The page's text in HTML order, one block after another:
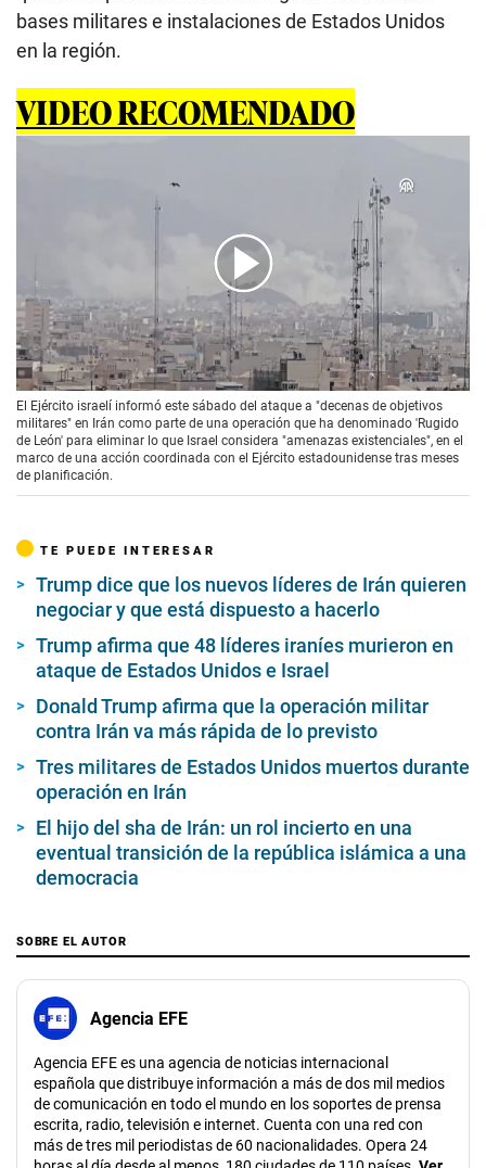
bases militares e instalaciones de Estados Unidos
en la región.
VIDEO RECOMENDADO
00:00/01:16
El Ejército israelí informó este sábado del ataque a "decenas de objetivos
militares" en Irán como parte de una operación que ha denominado 'Rugido
de León' para eliminar lo que Israel considera "amenazas existenciales", en el
marco de una acción coordinada con el Ejército estadounidense tras meses
de planificación.
TE PUEDE INTERESAR
Trump dice que los nuevos líderes de Irán quieren
negociar y que está dispuesto a hacerlo
Trump afirma que 48 líderes iraníes murieron en
ataque de Estados Unidos e Israel
Donald Trump afirma que la operación militar
contra Irán va más rápida de lo previsto
Tres militares de Estados Unidos muertos durante
operación en Irán
El hijo del sha de Irán: un rol incierto en una
eventual transición de la república islámica a una
democracia
SOBRE EL AUTOR
Agencia EFE
Agencia EFE es una agencia de noticias internacional
española que distribuye información a más de dos mil medios
de comunicación en todo el mundo en los soportes de prensa
escrita, radio, televisión e internet. Cuenta con una red con
más de tres mil periodistas de 60 nacionalidades. Opera 24